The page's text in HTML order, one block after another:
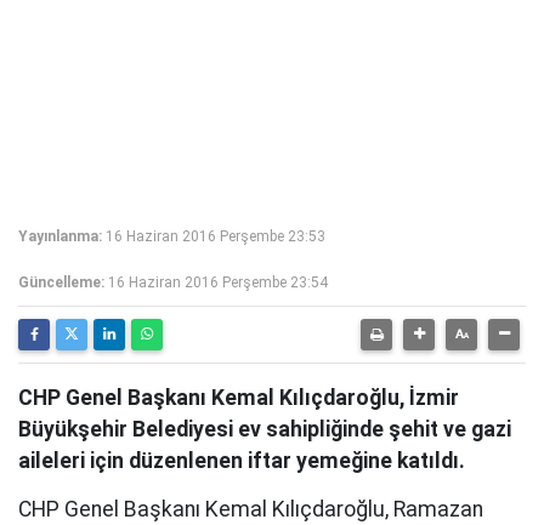
Yayınlanma: 16 Haziran 2016 Perşembe 23:53
Güncelleme: 16 Haziran 2016 Perşembe 23:54
CHP Genel Başkanı Kemal Kılıçdaroğlu, İzmir
Büyükşehir Belediyesi ev sahipliğinde şehit ve gazi
aileleri için düzenlenen iftar yemeğine katıldı.
CHP Genel Başkanı Kemal Kılıçdaroğlu, Ramazan